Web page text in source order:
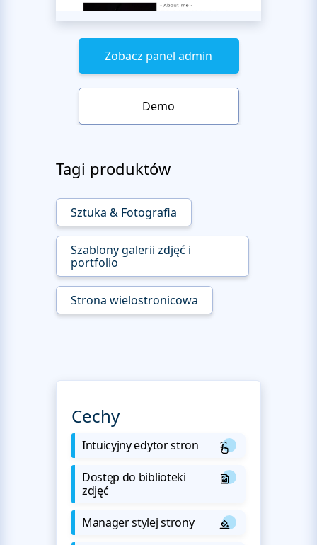
Zobacz panel admin
Demo
Tagi produktów
Sztuka & Fotografia
Szablony galerii zdjęć i
portfolio
Strona wielostronicowa
Cechy
Intuicyjny edytor stron
Dostęp do biblioteki
zdjęć
Manager stylej strony